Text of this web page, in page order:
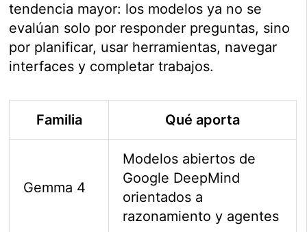
tendencia mayor: los modelos ya no se
evalúan solo por responder preguntas, sino
por planificar, usar herramientas, navegar
interfaces y completar trabajos.
Familia Qué aporta
Gemma 4
Modelos abiertos de
Google DeepMind
orientados a
razonamiento y agentes